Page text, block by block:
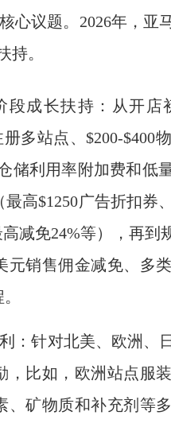
心议题。2026年，亚
持。
段成长扶持：从开店
册多站点、$200-
储利用率附加费和低
高$1250广告折扣券
减免24%等），再到
元销售佣金减免、多
：针对北美、欧洲、
，比如，欧洲站点服
、矿物质和补充剂等